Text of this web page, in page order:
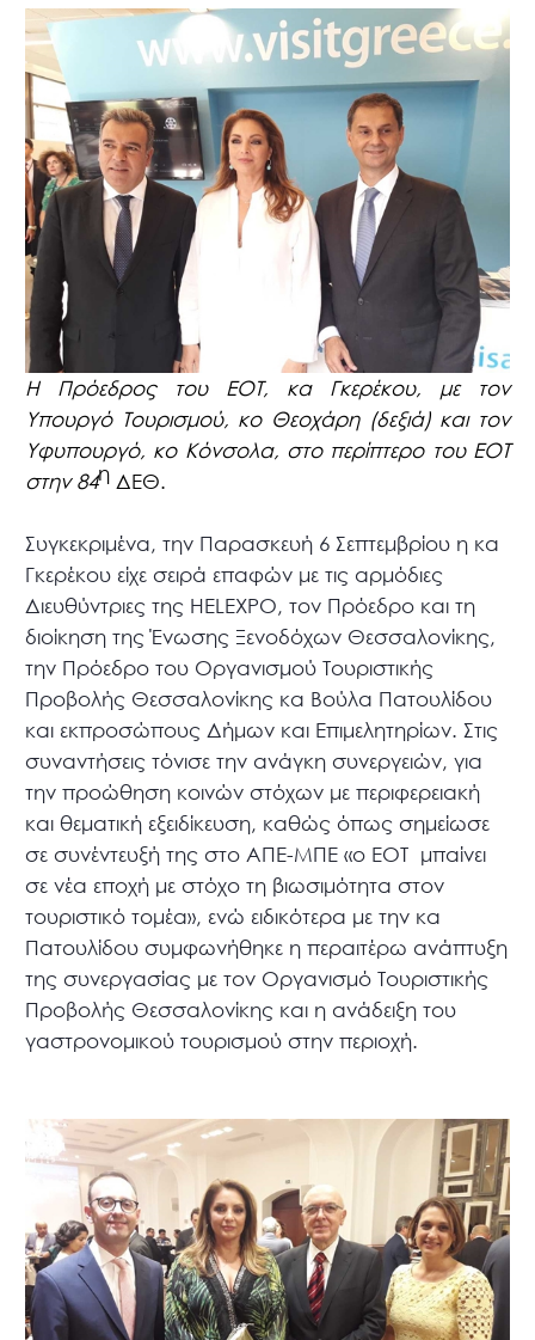
Η Πρόεδρος του ΕΟΤ, κα Γκερέκου, με τον
Υπουργό Τουρισμού, κο Θεοχάρη (δεξιά) και τον
Υφυπουργό, κο Κόνσολα, στο περίπτερο του ΕΟΤ
στην 84η ΔΕΘ.
Συγκεκριμένα, την Παρασκευή 6 Σεπτεμβρίου η κα
Γκερέκου είχε σειρά επαφών με τις αρμόδιες
Διευθύντριες της HELEXPO, τον Πρόεδρο και τη
διοίκηση της Ένωσης Ξενοδόχων Θεσσαλονίκης,
την Πρόεδρο του Οργανισμού Τουριστικής
Προβολής Θεσσαλονίκης κα Βούλα Πατουλίδου
και εκπροσώπους Δήμων και Επιμελητηρίων. Στις
συναντήσεις τόνισε την ανάγκη συνεργειών, για
την προώθηση κοινών στόχων με περιφερειακή
και θεματική εξειδίκευση, καθώς όπως σημείωσε
σε συνέντευξή της στο ΑΠΕ-ΜΠΕ «ο ΕΟΤ μπαίνει
σε νέα εποχή με στόχο τη βιωσιμότητα στον
τουριστικό τομέα», ενώ ειδικότερα με την κα
Πατουλίδου συμφωνήθηκε η περαιτέρω ανάπτυξη
της συνεργασίας με τον Οργανισμό Τουριστικής
Προβολής Θεσσαλονίκης και η ανάδειξη του
γαστρονομικού τουρισμού στην περιοχή.